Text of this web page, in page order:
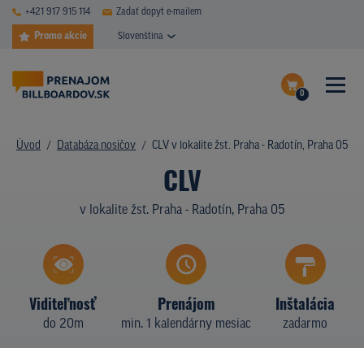
+421 917 915 114 Zadať dopyt e-mailem
Promo akcie Slovenština
0
Dokončiť dopyt
Zobraziť nosiče na mape
DATABÁZA NOSIČOV
PLOCHY V AKCII
TYPY NOSIČOV
Z PRAXE
Úvod Databáza nosičov CLV v lokalite žst. Praha - Radotín, Praha 05
CLV
v lokalite žst. Praha - Radotín, Praha 05
Viditeľnosť
do 20m
Prenájom
min. 1 kalendárny mesiac
Inštalácia
zadarmo